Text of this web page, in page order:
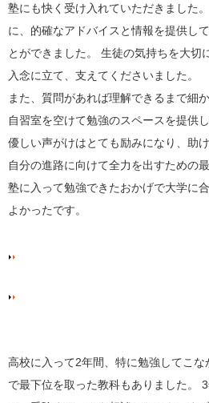
塾にも快く受け入れていただきました
に、的確なアドバイスと情報を提供し
とができました。 生徒の気持ちを大切
入念に立て、支えてくださいました。
また、質問があれば理解できるまで細
自習室を空けて勉強のスペースを提供
優しい声がけはとても励みになり、助け
自分の進路に向けて全力を出すための
塾に入って勉強できたおかげで大学に
よかったです。
高校に入って2年間、特に勉強してこ
で最下位を取った教科もありました。